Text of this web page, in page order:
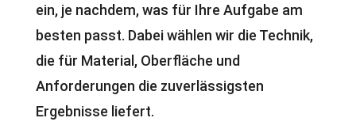
ein, je nachdem, was für Ihre Aufgabe am
besten passt. Dabei wählen wir die Technik,
die für Material, Oberfläche und
Anforderungen die zuverlässigsten
Ergebnisse liefert.